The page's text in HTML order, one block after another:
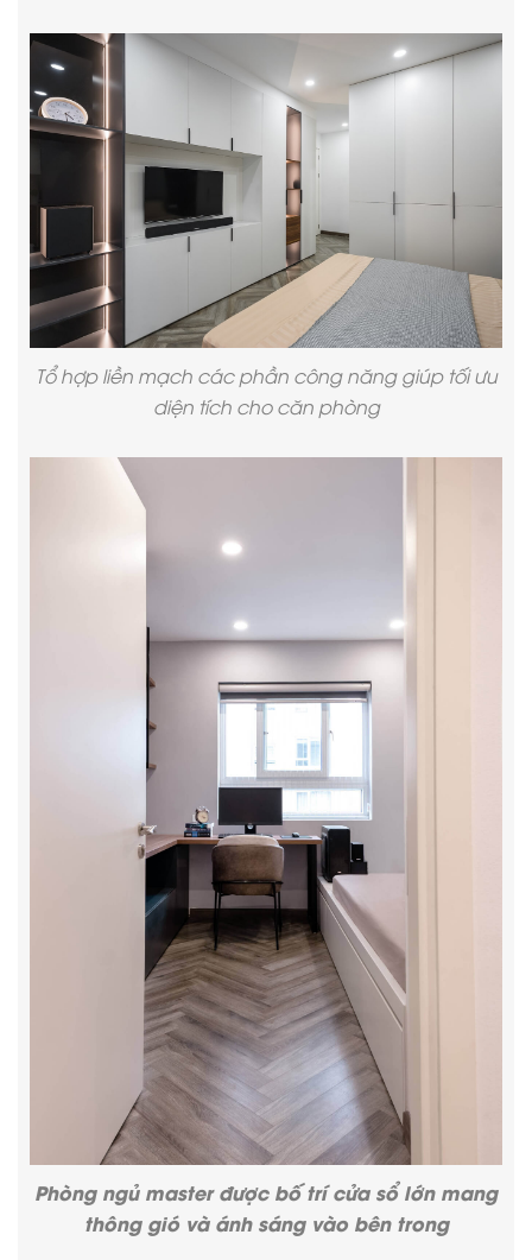
Tổ hợp liền mạch các phần công năng giúp tối ưu
diện tích cho căn phòng
Phòng ngủ masterđược bố trí cửa sổ lớn mang
thông gió và ánh sáng vào bên trong